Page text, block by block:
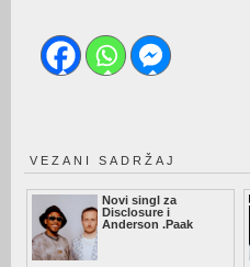
VEZANI SADRŽAJ
Novi singl za
Disclosure i
Anderson .Paak